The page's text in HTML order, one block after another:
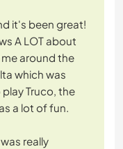
it's been great!
A LOT about
around the
which was
Truco, the
a lot of fun.
really